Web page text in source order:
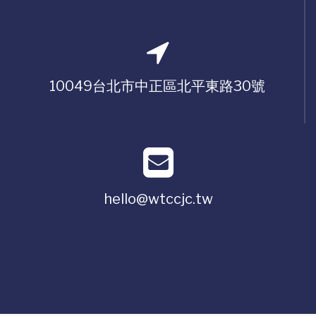
10049台北市中正區北平東路30號
hello@wtccjc.tw